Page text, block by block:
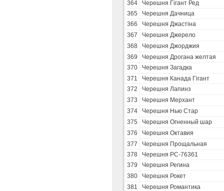
364
Черешня Гігант Ред
365
Черешня Дачница
366
Черешня Джастіна
367
Черешня Джерело
368
Черешня Джорджия
369
Черешня Дрогана желтая
370
Черешня Загадка
371
Черешня Канада Гігант
372
Черешня Лапинз
373
Черешня Мерхант
374
Черешня Нью Стар
375
Черешня Огненный шар
376
Черешня Октавия
377
Черешня Прощальная
378
Черешня РС-76361
379
Черешня Регина
380
Черешня Рокет
381
Черешня Романтика